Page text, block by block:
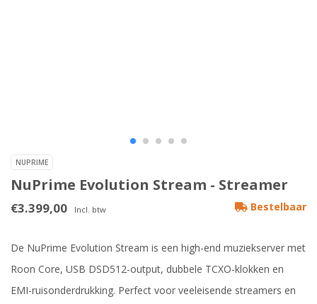
NUPRIME
NuPrime Evolution Stream - Streamer
€3.399,00 Incl. btw Bestelbaar
De NuPrime Evolution Stream is een high-end muziekserver met
Roon Core, USB DSD512-output, dubbele TCXO-klokken en
EMI-ruisonderdrukking. Perfect voor veeleisende streamers en